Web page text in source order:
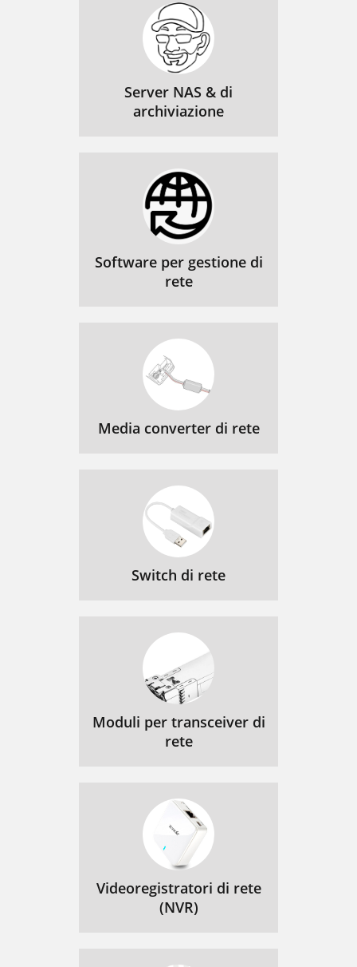
Server NAS & di
archiviazione
Software per gestione di
rete
Media converter di rete
Switch di rete
Moduli per transceiver di
rete
Videoregistratori di rete
(NVR)